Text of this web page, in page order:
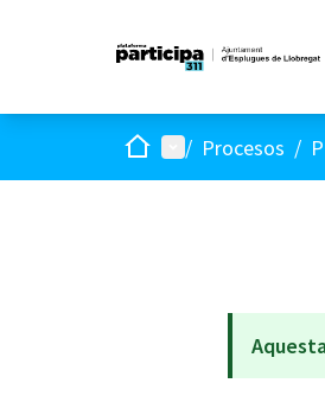
InicioMenú principal
/ Procesos /